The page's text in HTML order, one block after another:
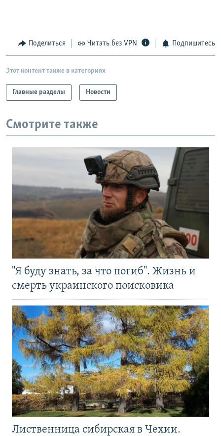
Поделиться Читать без VPN Подпишитесь
Этот контент также в категориях
Главные разделы Новости
Смотрите также
"Я буду знать, за что погиб". Жизнь и
смерть украинского поисковика
Лиственница сибирская в Чехии.